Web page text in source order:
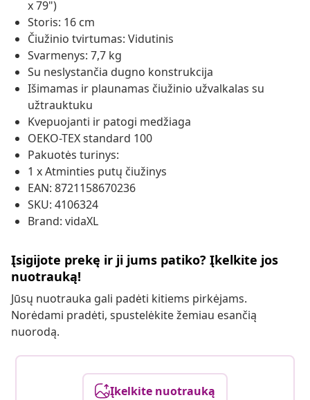
x 79")
Storis: 16 cm
Čiužinio tvirtumas: Vidutinis
Svarmenys: 7,7 kg
Su neslystančia dugno konstrukcija
Išimamas ir plaunamas čiužinio užvalkalas su
užtrauktuku
Kvepuojanti ir patogi medžiaga
OEKO-TEX standard 100
Pakuotės turinys:
1 x Atminties putų čiužinys
EAN: 8721158670236
SKU: 4106324
Brand: vidaXL
Įsigijote prekę ir ji jums patiko? Įkelkite jos
nuotrauką!
Jūsų nuotrauka gali padėti kitiems pirkėjams.
Norėdami pradėti, spustelėkite žemiau esančią
nuorodą.
Įkelkite nuotrauką